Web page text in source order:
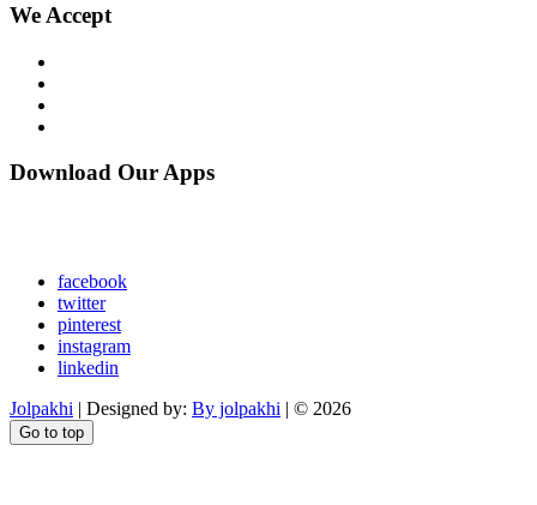
We Accept
Download Our Apps
facebook
twitter
pinterest
instagram
linkedin
Jolpakhi | Designed by: By jolpakhi | © 2026
Go to top